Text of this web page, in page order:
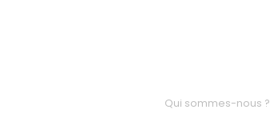
Qui sommes-nous ?